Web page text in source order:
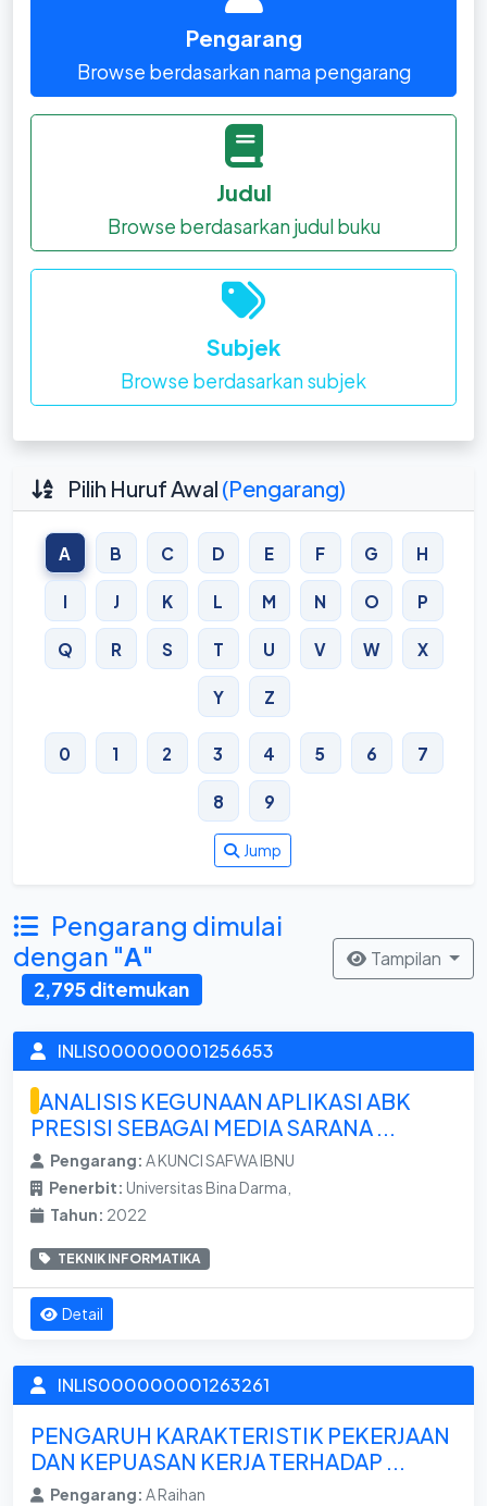
Pengarang
Browse berdasarkan nama pengarang
Judul
Browse berdasarkan judul buku
Subjek
Browse berdasarkan subjek
Pilih Huruf Awal (Pengarang)
A B C D E F G H
I J K L M N O P
Q R S T U V W X
Y Z
0 1 2 3 4 5 6 7
8 9
Jump
Pengarang dimulai
dengan "A"
2,795 ditemukan
Tampilan
INLIS000000001256653
ANALISIS KEGUNAAN APLIKASI ABK
PRESISI SEBAGAI MEDIA SARANA ...
Pengarang: A KUNCI SAFWA IBNU
Penerbit: Universitas Bina Darma,
Tahun: 2022
TEKNIK INFORMATIKA
Detail
INLIS000000001263261
PENGARUH KARAKTERISTIK PEKERJAAN
DAN KEPUASAN KERJA TERHADAP ...
Pengarang: A Raihan